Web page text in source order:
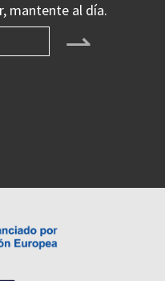
mantente al día.
⇀